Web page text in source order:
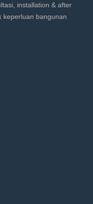
installation & after
keperluan bangunan